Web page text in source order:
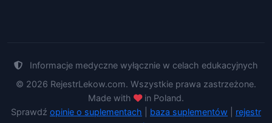
Informacje medyczne wyłącznie w celach edukacyjnych
© 2026 RejestrLekow.com. Wszystkie prawa zastrzeżone.
Made with
in Poland.
Sprawdź opinie o suplementach baza suplementów
rejestr